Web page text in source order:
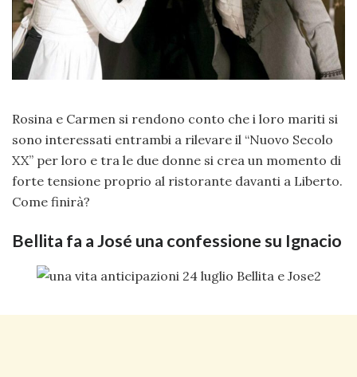
Rosina e Carmen si rendono conto che i loro mariti si
sono interessati entrambi a rilevare il “Nuovo Secolo
XX” per loro e tra le due donne si crea un momento di
forte tensione proprio al ristorante davanti a Liberto.
Come finirà?
Bellita fa a José una confessione su Ignacio